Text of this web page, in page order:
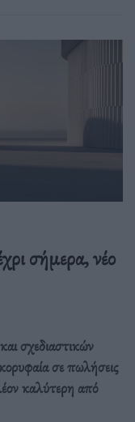
σήμερα, νέο
σχεδιαστικών
σε πωλήσεις
καλύτερη από